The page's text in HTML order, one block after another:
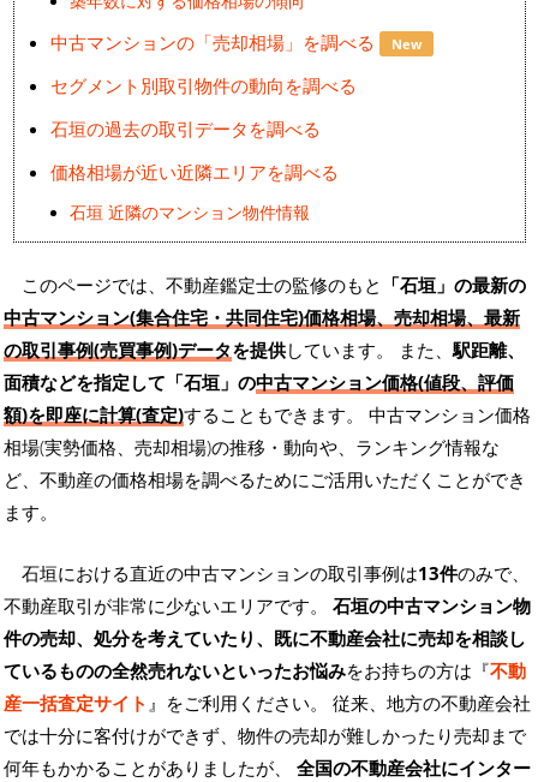
中古マンションの「売却相場」を調べる New
セグメント別取引物件の動向を調べる
石垣の過去の取引データを調べる
価格相場が近い近隣エリアを調べる
石垣 近隣のマンション物件情報
このページでは、不動産鑑定士の監修のもと 「石垣」の最新の
中古マンション(集合住宅・共同住宅)価格相場、売却相場、最新
の取引事例(売買事例)データを提供しています。 また、駅距離、
面積などを指定して「石垣」の中古マンション価格(値段、評価
額)を即座に計算(査定)することもできます。 中古マンション価格
相場(実勢価格、売却相場)の推移・動向や、ランキング情報な
ど、不動産の価格相場を調べるためにご活用いただくことができ
ます。
石垣における直近の中古マンションの取引事例は13件のみで、
不動産取引が非常に少ないエリアです。 石垣の中古マンション物
件の売却、処分を考えていたり、既に不動産会社に売却を相談し
ているものの全然売れないといったお悩みをお持ちの方は『不動
産一括査定サイト 』をご利用ください。 従来、地方の不動産会社
では十分に客付けができず、物件の売却が難しかったり売却まで
何年もかかることがありましたが、 全国の不動産会社にインター